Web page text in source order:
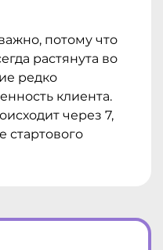
потому что
растянута во
редко
клиента.
через 7,
стартового